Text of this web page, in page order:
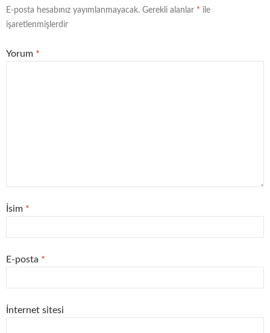
E-posta hesabınız yayımlanmayacak. Gerekli alanlar * ile
işaretlenmişlerdir
Yorum *
İsim *
E-posta *
İnternet sitesi